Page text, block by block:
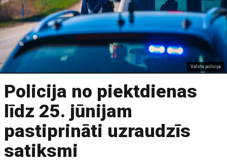
Valsts policija
Policija no piektdienas
līdz 25. jūnijam
pastiprināti uzraudzīs
satiksmi